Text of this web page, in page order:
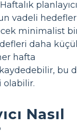
Haftalık
vadeli hedefler
minimalist
daha
hafta
bu
olabilir.
Nasıl